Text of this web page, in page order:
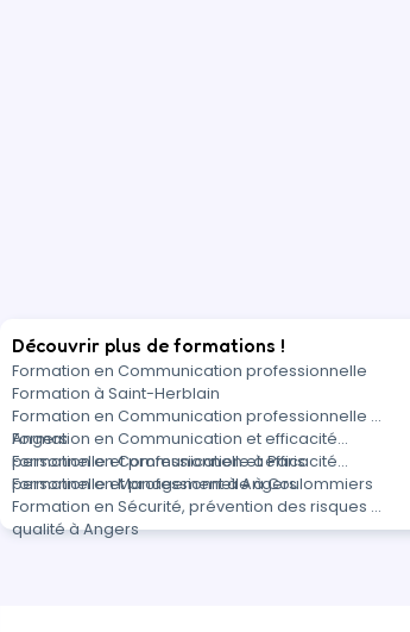
Découvrir plus de formations !
Formation en Communication professionnelle
Formation à Saint-Herblain
Formation en Communication professionnelle à
Angers
Formation en Communication et efficacité
personnelle et professionnelle à Paris
Formation en Communication et efficacité
personnelle et professionnelle à Coulommiers
Formation en Management à Angers
Formation en Sécurité, prévention des risques et
qualité à Angers